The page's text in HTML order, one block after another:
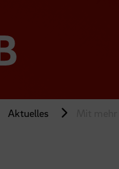
Aktuelles